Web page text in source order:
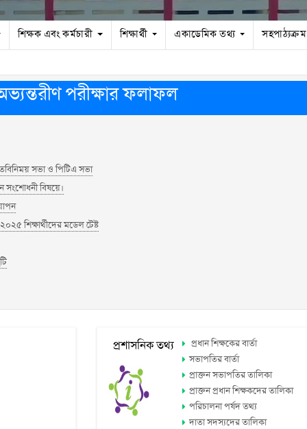
শিক্ষক এবং কর্মচারী শিক্ষার্থী একাডেমিক তথ্য সহপাঠ্যক্রম
পরীক্ষার ফলাফল
সভা ও পিটিএ সভা
সংশোধনী বিষয়ে।
শিক্ষার্থীদের মডেল টেষ্ট
প্রশাসনিক তথ্য
প্রধান শিক্ষকের বার্তা
সভাপতির বার্তা
প্রাক্তন সভাপতির তালিকা
প্রাক্তন প্রধান শিক্ষকদের তালিকা
পরিচালনা পর্ষদ তথ্য
দাতা সদস্যদের তালিকা